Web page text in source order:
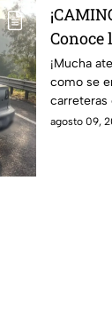
Conoce
de las
agosto
¡Mucha
como se
carreteras
domingo 9
agosto 09,